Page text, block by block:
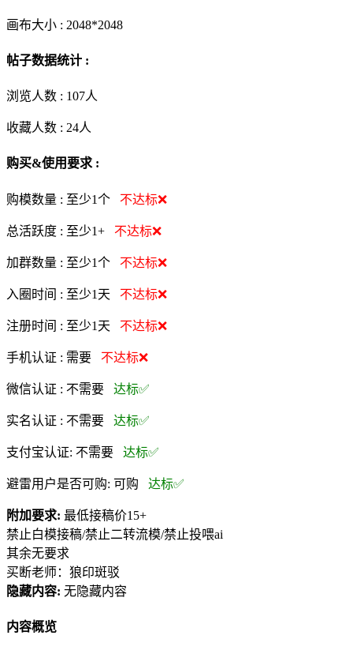
画布大小 : 2048*2048
帖子数据统计 :
浏览人数 : 107人
收藏人数 : 24人
购买&使用要求 :
购模数量 : 至少1个 不达标❌
总活跃度 : 至少1+ 不达标❌
加群数量 : 至少1个 不达标❌
入圈时间 : 至少1天 不达标❌
注册时间 : 至少1天 不达标❌
手机认证 : 需要 不达标❌
微信认证 : 不需要 达标✅
实名认证 : 不需要 达标✅
支付宝认证: 不需要 达标✅
避雷用户是否可购: 可购 达标✅
附加要求: 最低接稿价15+
禁止白模接稿/禁止二转流模/禁止投喂ai
其余无要求
买断老师：狼印斑驳
隐藏内容: 无隐藏内容
内容概览